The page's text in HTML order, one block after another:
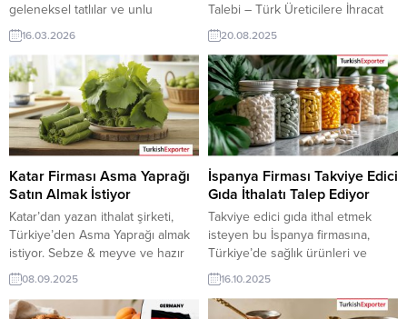
geleneksel tatlılar ve unlu
mamuller ile baklava üreticisi veya
tedarikçisi olan ihracatçı firmalar
teklif sunabilirler. Yeni bir ihracat
pazarı fırsatı olan bu alım ilanının
iletişim bilgilerine TurkishExporter
VIP üyeleri ile TE üyelik kredisi
sahibi ihracat şirketleri
erişebilmektedir. ➤ Bu ithalat alım
talebinin...
16.03.2026
Talebi – Türk Üreticilere İhracat
Fırsatı Sırbistan merkezli bir
ithalatçı firma, Türkiye’den
konserve sebze satın almak
istediğini bildirdi. Firma, gıda
ürünleri ithalatı ve dağıtımı
konusunda uzman olup,
Türkiye’den güvenilir üretici ve
tedarikçilerle çalışmayı hedefliyor.
Sırbistan, artan hazır gıda tüketimi
ve pratik mutfak ürünlerine olan
ilgisi ile konserve...
20.08.2025
Katar Firması Asma Yaprağı
Satın Almak İstiyor
Katar’dan yazan ithalat şirketi,
Türkiye’den Asma Yaprağı almak
istiyor. Sebze & meyve ve hazır
gıda üreticisi olan Türk şirketler
için Katar’dan gelen bu talep yeni
bir ihracat pazarı olabilir. Bu alım
08.09.2025
İspanya Firması Takviye Edici
Gıda İthalatı Talep Ediyor
Takviye edici gıda ithal etmek
isteyen bu İspanya firmasına,
Türkiye’de sağlık ürünleri ve
besin takviyeleri ile takviye edici
gıda üreticisi veya tedarikçisi olan
ihracatçı firmalar teklif sunabilirler.
16.10.2025